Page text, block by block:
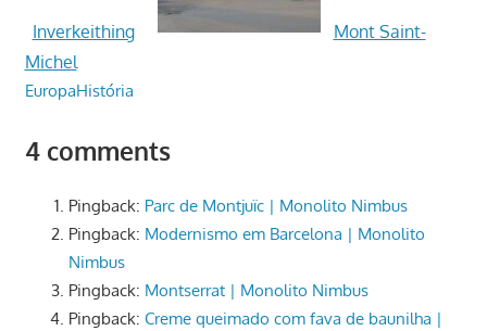
Inverkeithing
Mont Saint-
Michel
EuropaHistória
4 comments
Pingback: Parc de Montjuïc | Monolito Nimbus
Pingback: Modernismo em Barcelona | Monolito
Nimbus
Pingback: Montserrat | Monolito Nimbus
Pingback: Creme queimado com fava de baunilha |